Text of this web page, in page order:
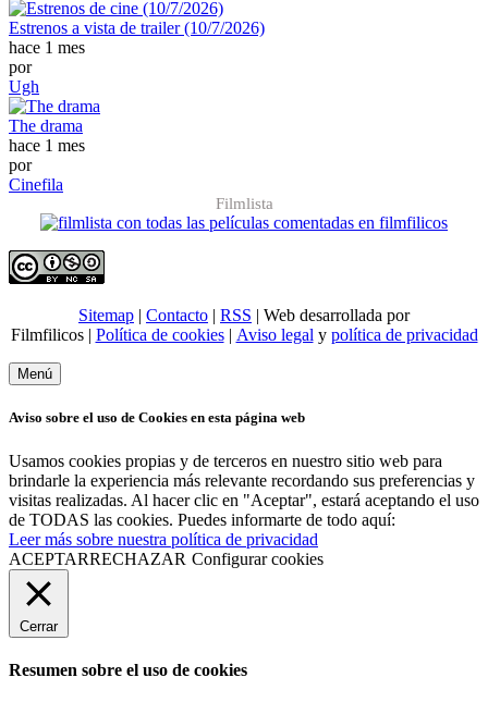
Estrenos a vista de trailer (10/7/2026)
hace 1 mes
por
Ugh
The drama
hace 1 mes
por
Cinefila
Filmlista
Sitemap | Contacto | RSS | Web desarrollada por
Filmfilicos | Política de cookies| Aviso legal y política de privacidad
Menú
Aviso sobre el uso de Cookies en esta página web
Usamos cookies propias y de terceros en nuestro sitio web para
brindarle la experiencia más relevante recordando sus preferencias y
visitas realizadas. Al hacer clic en "Aceptar", estará aceptando el uso
de TODAS las cookies. Puedes informarte de todo aquí:
Leer más sobre nuestra política de privacidad
ACEPTARRECHAZAR Configurar cookies
Cerrar
Resumen sobre el uso de cookies